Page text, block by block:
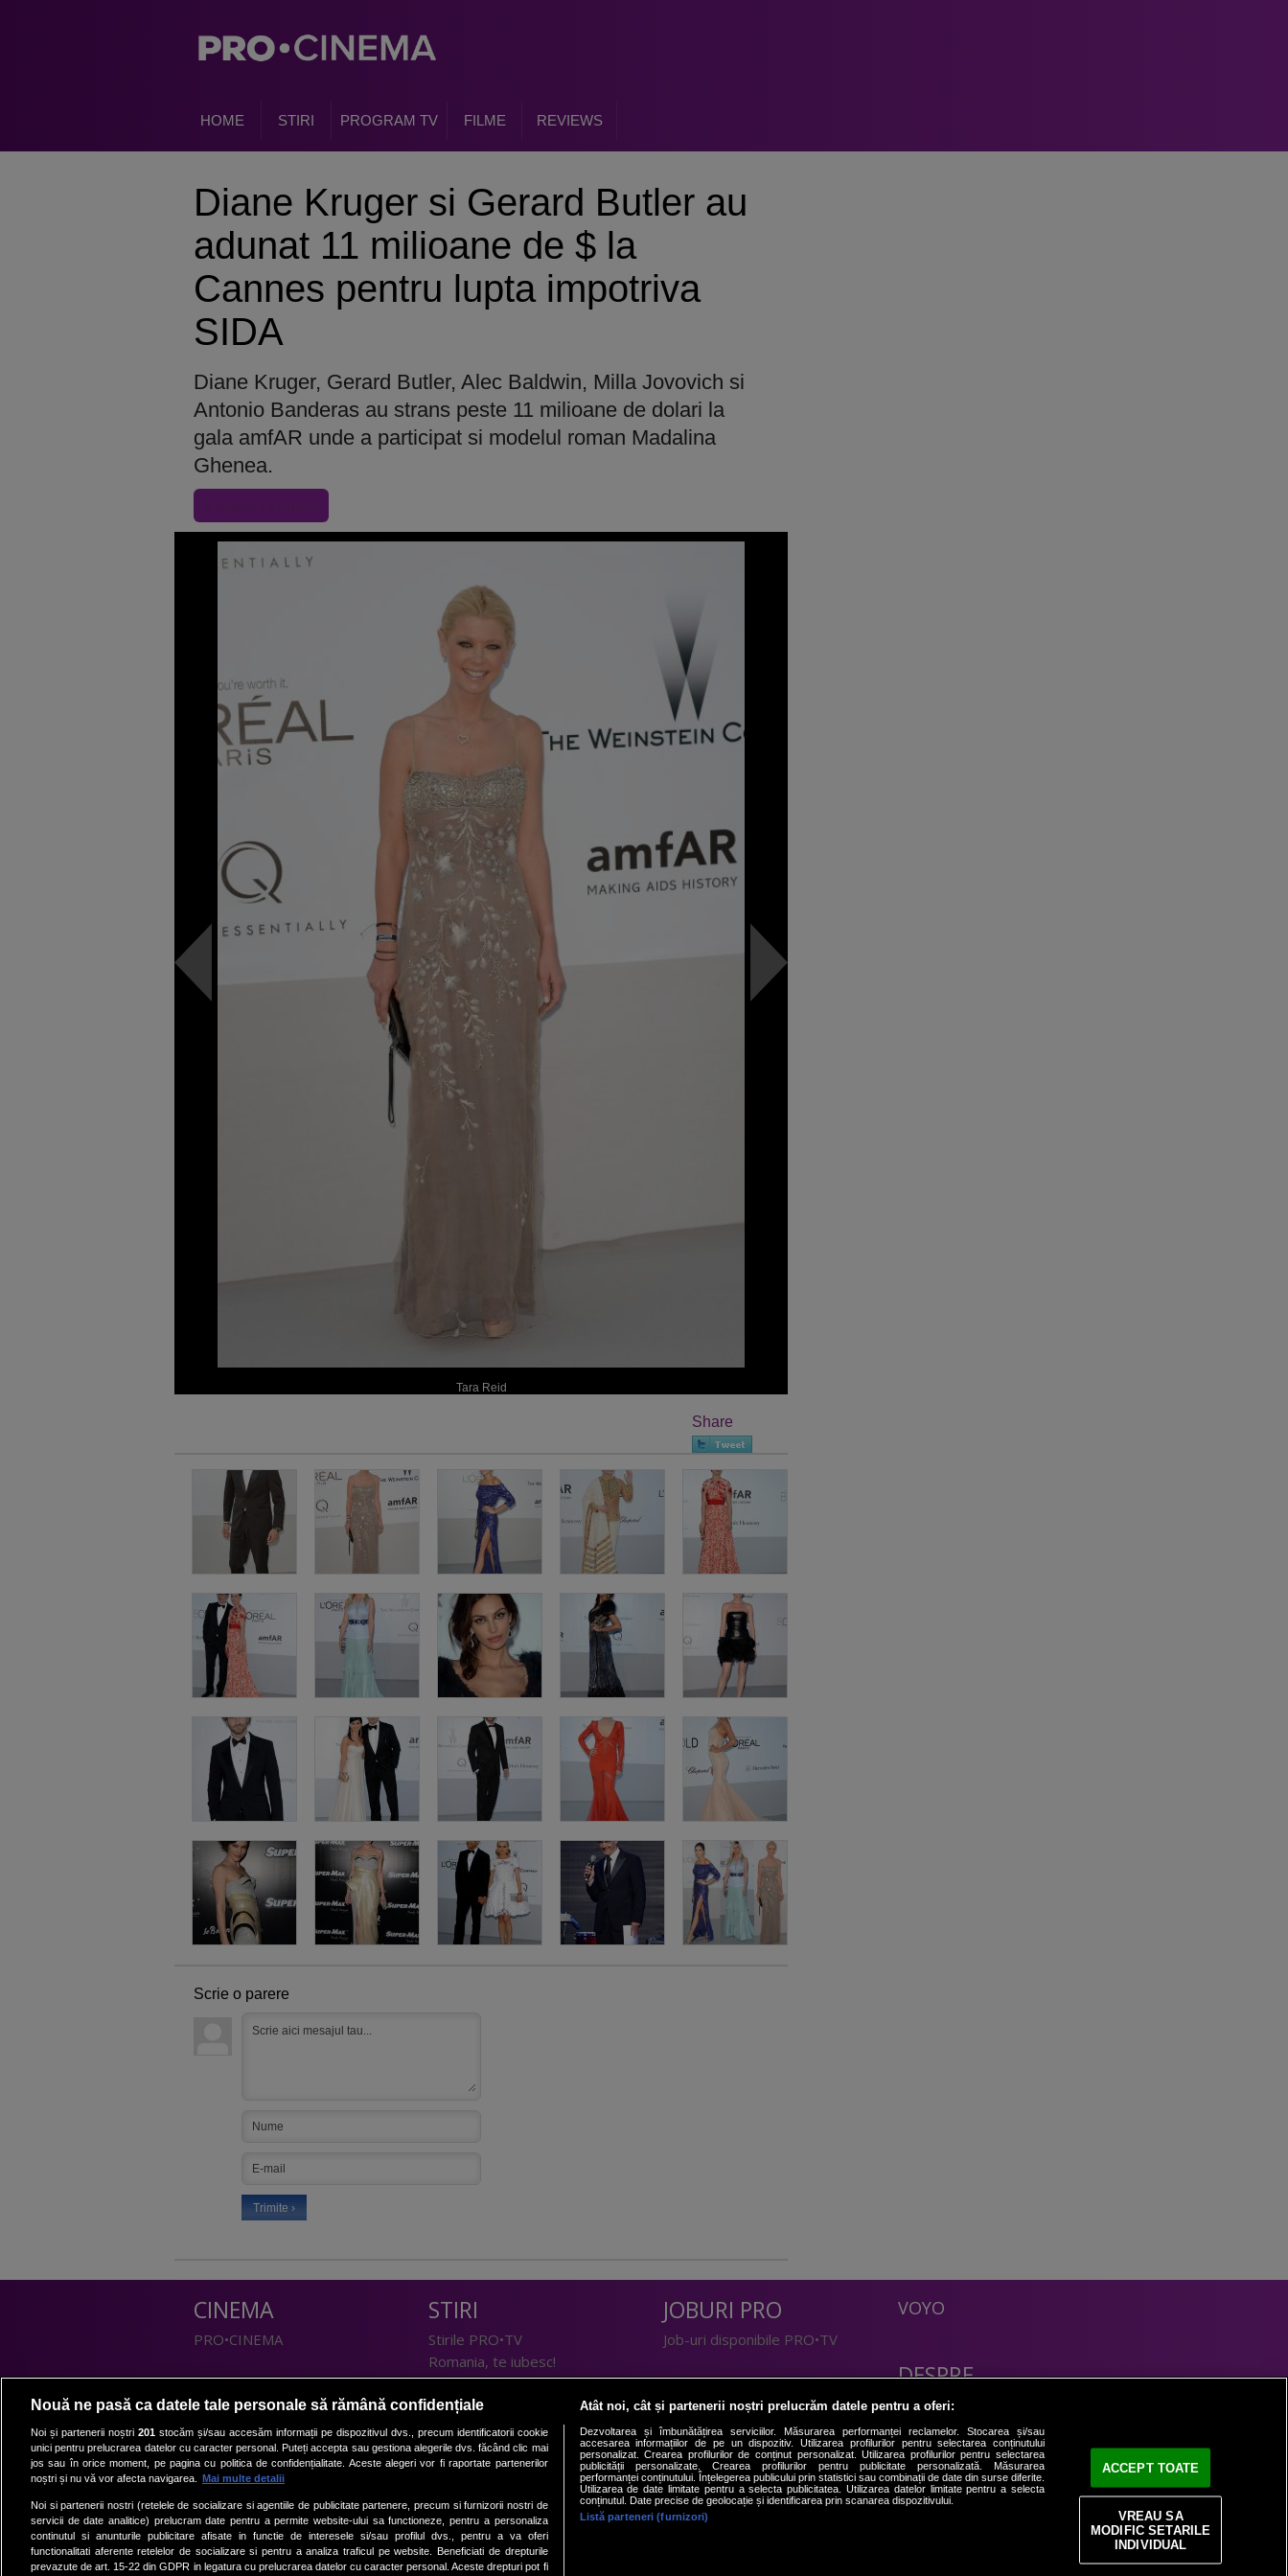
HOME STIRI PROGRAM TV FILME REVIEWS
Diane Kruger si Gerard Butler au
adunat 11 milioane de $ la
Cannes pentru lupta impotriva
SIDA
Diane Kruger, Gerard Butler, Alec Baldwin, Milla Jovovich si
Antonio Banderas au strans peste 11 milioane de dolari la
gala amfAR unde a participat si modelul roman Madalina
Ghenea.
Tara Reid
Share
Scrie o parere
CINEMA
PRO•CINEMA
DIVERTISMENT
PRO•TV
Romanii au talent
Vocea Romaniei
Las Fierbinti
La Maruta
Apropo TV
STIRI
Stirile PRO•TV
Romania, te iubesc!
TEHNOLOGIE
I Like IT
SPORT
Sport.ro
PRO•ARENA
JOBURI PRO
Job-uri disponibile PRO•TV
LIFESTYLE
Doctor de Bine
Acasă
Acasă Gold
Perfecte
DeBarbati
VOYO
DESPRE
Politica Confidentialitate
Contact
Nouă ne pasă ca datele tale personale să rămână confidențiale
Noi și partenerii noștri 201stocăm și/sau accesăm informații pe dispozitivul dvs., precum identificatorii cookie
unici pentru prelucrarea datelor cu caracter personal. Puteți accepta sau gestiona alegerile dvs. făcând clic mai
jos sau în orice moment, pe pagina cu politica de confidențialitate. Aceste alegeri vor fi raportate partenerilor
noștri și nu vă vor afecta navigarea.
Mai multe detalii
Noi si partenerii nostri (retelele de socializare si agentiile de publicitate partenere, precum si furnizorii nostri de
servicii de date analitice) prelucram date pentru a permite website-ului sa functioneze, pentru a personaliza
continutul si anunturile publicitare afisate in functie de interesele si/sau profilul dvs., pentru a va oferi
functionalitati aferente retelelor de socializare si pentru a analiza traficul pe website. Beneficiati de drepturile
prevazute de art. 15-22 din GDPR in legatura cu prelucrarea datelor cu caracter personal. Aceste drepturi pot fi
Atât noi, cât și partenerii noștri prelucrăm datele pentru a oferi:
Dezvoltarea și îmbunătățirea serviciilor. Măsurarea performanței reclamelor. Stocarea și/sau
accesarea informațiilor de pe un dispozitiv. Utilizarea profilurilor pentru selectarea conținutului
personalizat. Crearea profilurilor de conținut personalizat. Utilizarea profilurilor pentru selectarea
publicității personalizate. Crearea profilurilor pentru publicitate personalizată. Măsurarea
performanței conținutului. Înțelegerea publicului prin statistici sau combinații de date din surse diferite.
Utilizarea de date limitate pentru a selecta publicitatea. Utilizarea datelor limitate pentru a selecta
conținutul. Date precise de geolocație și identificarea prin scanarea dispozitivului.
Listă parteneri (furnizori)
ACCEPT TOATE
VREAU SA
MODIFIC SETARILE
INDIVIDUAL